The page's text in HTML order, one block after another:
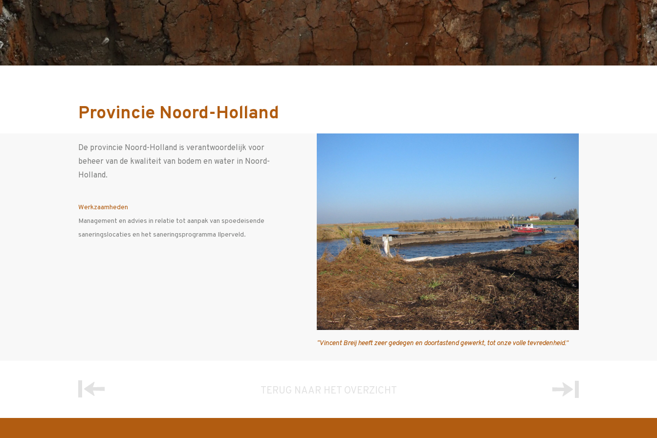
Provincie Noord-Holland
De provincie Noord-Holland is verantwoordelijk voor
beheer van de kwaliteit van bodem en water in Noord-
Holland.
Werkzaamheden
Management en advies in relatie tot aanpak van spoedeisende
saneringslocaties en het saneringsprogramma Ilperveld.
“Vincent Breij heeft zeer gedegen en doortastend gewerkt, tot onze volle tevredenheid.”
Bericht
TERUG NAAR HET OVERZICHT